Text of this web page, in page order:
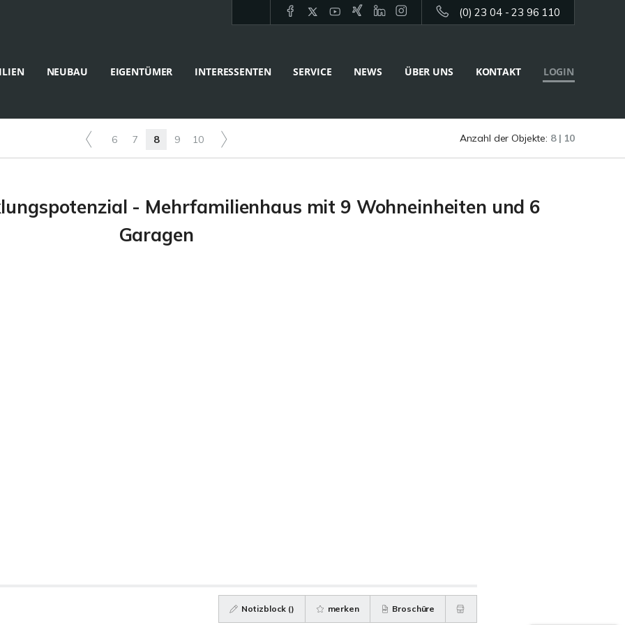
(0) 23 04 - 23 96 110
NEUBAU EIGENTÜMER INTERESSENTEN SERVICE NEWS ÜBER UNS KONTAKT LOGIN
6 7 8 9 10 Anzahl der Objekte: 8 | 10
- Mehrfamilienhaus mit 9 Wohneinheiten und 6
Garagen
Notizblock () merken Broschüre